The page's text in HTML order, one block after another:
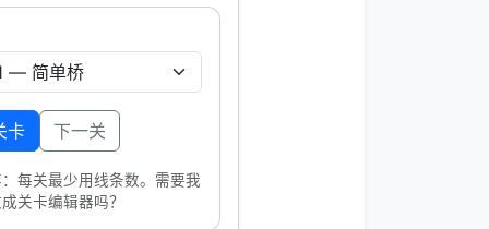
卡 下一关
每关最少用线条数。需要我
关卡编辑器吗？